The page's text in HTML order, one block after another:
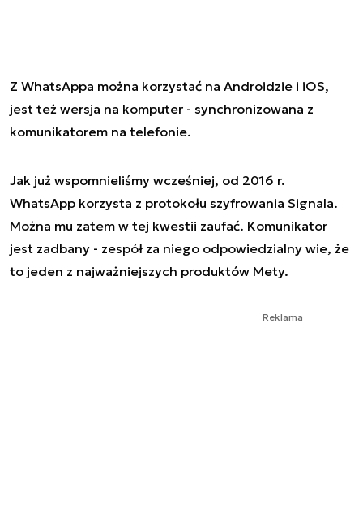
Z WhatsAppa można korzystać na Androidzie i iOS,
jest też wersja na komputer - synchronizowana z
komunikatorem na telefonie.
Jak już wspomnieliśmy wcześniej, od 2016 r.
WhatsApp korzysta z protokołu szyfrowania Signala.
Można mu zatem w tej kwestii zaufać. Komunikator
jest zadbany - zespół za niego odpowiedzialny wie, że
to jeden z najważniejszych produktów Mety.
Reklama